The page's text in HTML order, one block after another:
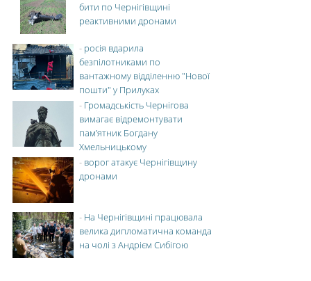
бити по Чернігівщині
реактивними дронами
- росія вдарила
безпілотниками по
вантажному відділенню "Нової
пошти" у Прилуках
- Громадськість Чернігова
вимагає відремонтувати
пам’ятник Богдану
Хмельницькому
- ворог атакує Чернігівщину
дронами
- На Чернігівщині працювала
велика дипломатична команда
на чолі з Андрієм Сибігою